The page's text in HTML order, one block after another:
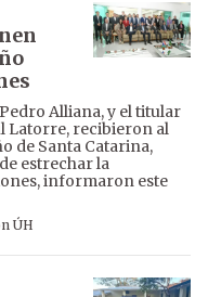
Alliana, y el titular
Latorre, recibieron al
de Santa Catarina,
estrechar la
informaron este
ÚH